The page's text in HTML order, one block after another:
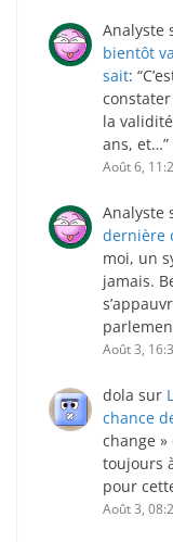
Analyste
bientôt
sait: “
la
ans, et…”
Août 6,
Analyste
dernière
moi, un
jamais.
Août 3,
dola sur
chance
change
toujours
pour
Août 3,